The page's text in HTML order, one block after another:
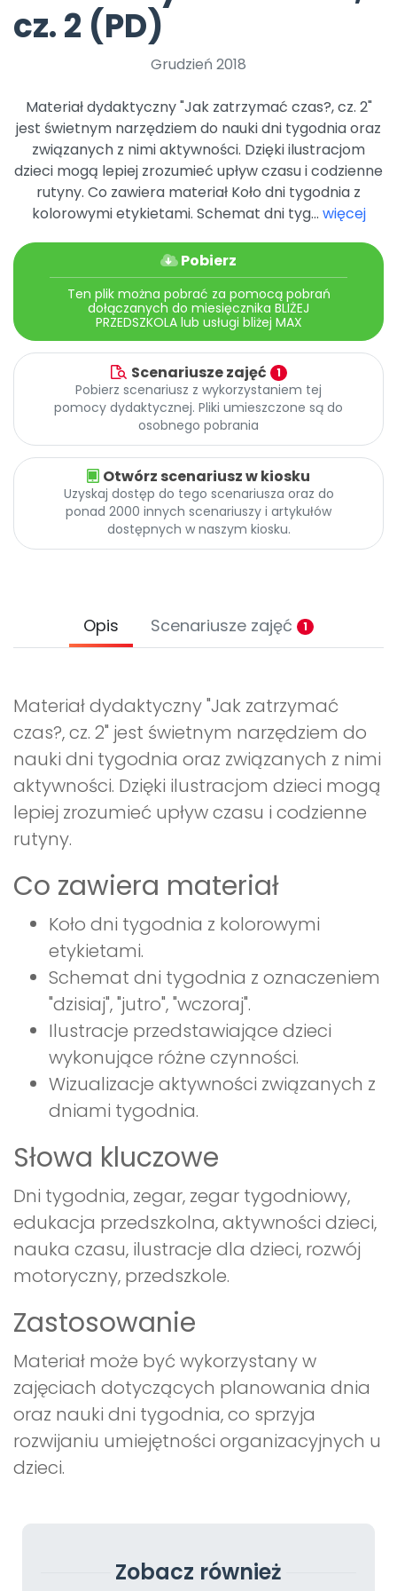
Archiwalne numery
Promocje
cz. 2 (PD)
Grudzień 2018
Materiał dydaktyczny "Jak zatrzymać czas?, cz. 2"
jest świetnym narzędziem do nauki dni tygodnia oraz
związanych z nimi aktywności. Dzięki ilustracjom
dzieci mogą lepiej zrozumieć upływ czasu i codzienne
rutyny. Co zawiera materiał Koło dni tygodnia z
kolorowymi etykietami. Schemat dni tyg... więcej
Pobierz
Ten plik można pobrać za pomocą pobrań
dołączanych do miesięcznika BLIŻEJ
PRZEDSZKOLA lub usługi bliżej MAX
Scenariusze zajęć 1
Pobierz scenariusz z wykorzystaniem tej
pomocy dydaktycznej. Pliki umieszczone są do
osobnego pobrania
Otwórz scenariusz w kiosku
Uzyskaj dostęp do tego scenariusza oraz do
ponad 2000 innych scenariuszy i artykułów
dostępnych w naszym kiosku.
Opis Scenariusze zajęć 1
Materiał dydaktyczny "Jak zatrzymać
czas?, cz. 2" jest świetnym narzędziem do
nauki dni tygodnia oraz związanych z nimi
aktywności. Dzięki ilustracjom dzieci mogą
lepiej zrozumieć upływ czasu i codzienne
rutyny.
Co zawiera materiał
Koło dni tygodnia z kolorowymi
etykietami.
Schemat dni tygodnia z oznaczeniem
"dzisiaj", "jutro", "wczoraj".
Ilustracje przedstawiające dzieci
wykonujące różne czynności.
Wizualizacje aktywności związanych z
dniami tygodnia.
Słowa kluczowe
Dni tygodnia, zegar, zegar tygodniowy,
edukacja przedszkolna, aktywności dzieci,
nauka czasu, ilustracje dla dzieci, rozwój
motoryczny, przedszkole.
Zastosowanie
Materiał może być wykorzystany w
zajęciach dotyczących planowania dnia
oraz nauki dni tygodnia, co sprzyja
rozwijaniu umiejętności organizacyjnych u
dzieci.
Zobacz również